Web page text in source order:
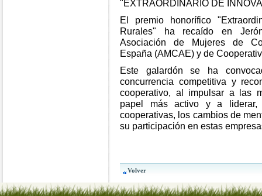
"EXTRAORDINARIO DE
El premio honorífico
Rurales" ha recaído en
Asociación de Mujeres de
España (AMCAE) y de
Este galardón se ha
concurrencia competitiva y
cooperativo, al impulsar a las
papel más activo y a
cooperativas, los cambios de
su participación en estas